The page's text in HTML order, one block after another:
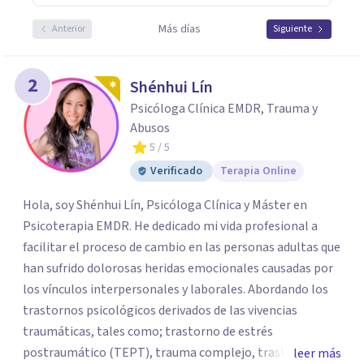
Anterior Más días Siguiente
2 Shénhui Lín
Psicóloga Clínica EMDR, Trauma y
Abusos
5 / 5
Verificado
Terapia Online
Hola, soy Shénhui Lín, Psicóloga Clínica y Máster en
Psicoterapia EMDR. He dedicado mi vida profesional a
facilitar el proceso de cambio en las personas adultas que
han sufrido dolorosas heridas emocionales causadas por
los vínculos interpersonales y laborales. Abordando los
trastornos psicológicos derivados de las vivencias
traumáticas, tales como; trastorno de estrés
postraumático (TEPT), trauma complejo, trastornos
leer más